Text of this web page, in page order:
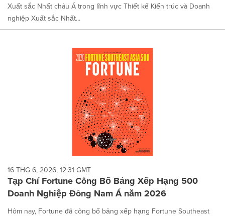
Xuất sắc Nhất châu Á trong lĩnh vực Thiết kế Kiến trúc và Doanh
nghiệp Xuất sắc Nhất...
16 THG 6, 2026, 12:31 GMT
Tạp Chí Fortune Công Bố Bảng Xếp Hạng 500
Doanh Nghiệp Đông Nam Á năm 2026
Hôm nay, Fortune đã công bố bảng xếp hạng Fortune Southeast